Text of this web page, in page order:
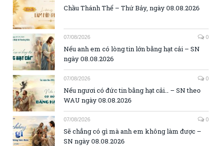
Chầu Thánh Thể – Thứ Bảy, ngày 08.08.2026
07/08/2026 0
Nếu anh em có lòng tin lớn bằng hạt cải – SN
ngày 08.08.2026
07/08/2026 0
Nếu ngươi có đức tin bằng hạt cải… – SN theo
WAU ngày 08.08.2026
07/08/2026 0
Sẽ chẳng có gì mà anh em không làm được –
SN ngày 08.08.2026